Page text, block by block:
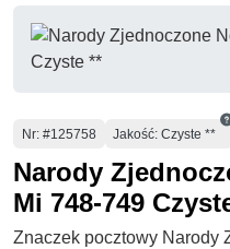
Numer
Nr: #125758 Jakość: Czyste **
Narody
Mi 748-749
Znaczek pocztowy Narody